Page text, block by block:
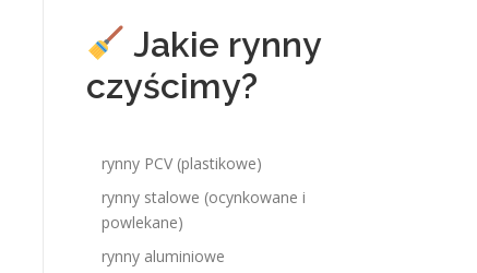
Jakie rynny
czyścimy?
rynny PCV (plastikowe)
rynny stalowe (ocynkowane i
powlekane)
rynny aluminiowe